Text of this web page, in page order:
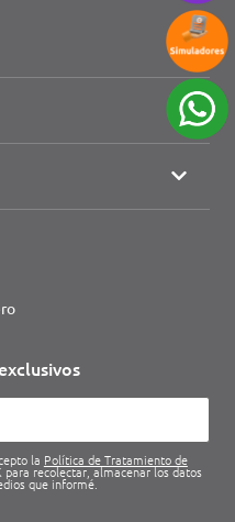
la Política de Tratamiento de
recolectar, almacenar los datos
que informé.